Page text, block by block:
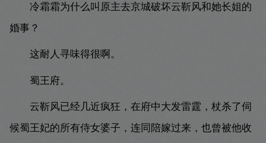
冷霜霜为什么叫原主去京城破坏云靳风和她长姐的
婚事？
这耐人寻味得很啊。
蜀王府。
云靳风已经几近疯狂，在府中大发雷霆，杖杀了伺
候蜀王妃的所有侍女婆子，连同陪嫁过来，也曾被他收